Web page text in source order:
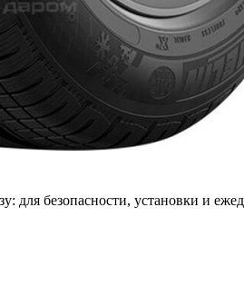
для безопасности, установки и